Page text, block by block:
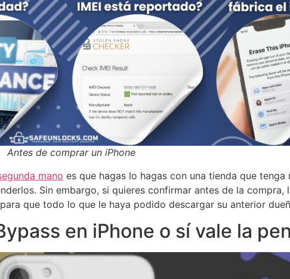
Antes de comprar un iPhone
mano es que hagas lo hagas con una tienda que
Sin embargo, si quieres confirmar antes de la compra,
que todo lo que le haya podido descargar su anterior
en iPhone o sí vale la